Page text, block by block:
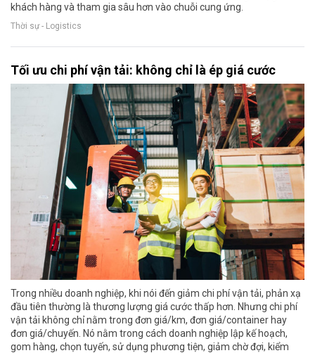
khách hàng và tham gia sâu hơn vào chuỗi cung ứng.
Thời sự - Logistics
Tối ưu chi phí vận tải: không chỉ là ép giá cước
Trong nhiều doanh nghiệp, khi nói đến giảm chi phí vận tải, phản xạ
đầu tiên thường là thương lượng giá cước thấp hơn. Nhưng chi phí
vận tải không chỉ nằm trong đơn giá/km, đơn giá/container hay
đơn giá/chuyến. Nó nằm trong cách doanh nghiệp lập kế hoạch,
gom hàng, chọn tuyến, sử dụng phương tiện, giảm chờ đợi, kiểm